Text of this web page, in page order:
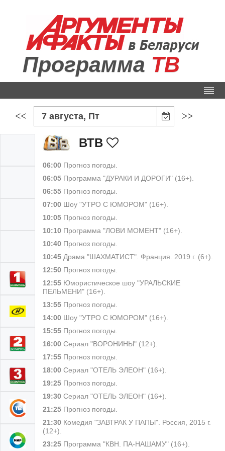
Программа ТВ
<< 7 августа, Пт >>
ВТВ
06:00 Прогноз погоды.
06:05 Программа "ДУРАКИ И ДОРОГИ" (16+).
06:55 Прогноз погоды.
07:00 Шоу "УТРО С ЮМОРОМ" (16+).
10:05 Прогноз погоды.
10:10 Программа "ЛОВИ МОМЕНТ" (16+).
10:40 Прогноз погоды.
10:45 Драма "ШАХМАТИСТ". Франция. 2019 г. (6+).
12:50 Прогноз погоды.
12:55 Юмористическое шоу "УРАЛЬСКИЕ
ПЕЛЬМЕНИ" (16+).
13:55 Прогноз погоды.
14:00 Шоу "УТРО С ЮМОРОМ" (16+).
15:55 Прогноз погоды.
16:00 Сериал "ВОРОНИНЫ" (12+).
17:55 Прогноз погоды.
18:00 Сериал "ОТЕЛЬ ЭЛЕОН" (16+).
19:25 Прогноз погоды.
19:30 Сериал "ОТЕЛЬ ЭЛЕОН" (16+).
21:25 Прогноз погоды.
21:30 Комедия "ЗАВТРАК У ПАПЫ". Россия, 2015 г.
(12+).
23:25 Программа "КВН. ПА-НАШАМУ" (16+).